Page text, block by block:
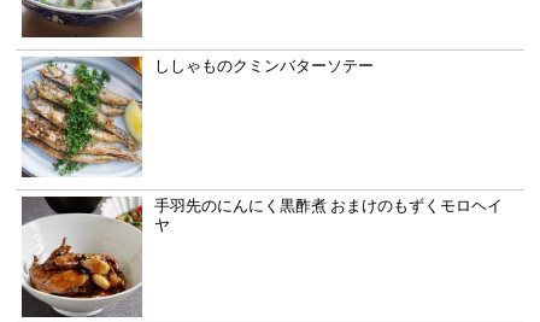
ししゃものクミンバターソテー
手羽先のにんにく黒酢煮 おまけのもずくモロヘイ
ヤ